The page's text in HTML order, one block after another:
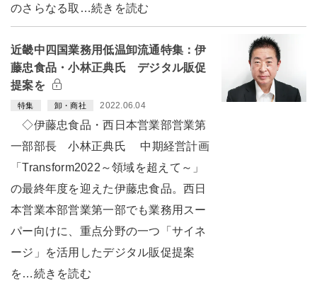
のさらなる取…続きを読む
近畿中四国業務用低温卸流通特集：伊
藤忠食品・小林正典氏 デジタル販促
提案を
特集 卸・商社 2022.06.04
◇伊藤忠食品・西日本営業部営業第
一部部長 小林正典氏 中期経営計画
「Transform2022～領域を超えて～」
の最終年度を迎えた伊藤忠食品。西日
本営業本部営業第一部でも業務用スー
パー向けに、重点分野の一つ「サイネ
ージ」を活用したデジタル販促提案
を…続きを読む